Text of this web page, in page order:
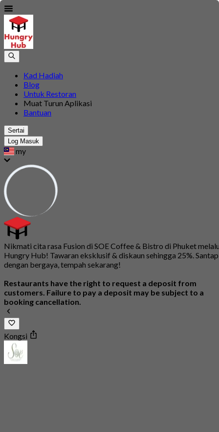
Kad Hadiah
Blog
Untuk Restoran
Muat Turun Aplikasi
Bantuan
Sertai
Log Masuk
my
Nikmati cita rasa Fusion di SOE Coffee & Bistro di Phuket
Hungry Hub! Tawaran eksklusif & diskaun sehingga 25%. Santap
dengan bergaya, tempah sekarang!
Restaurants have the right to request a deposit from
customers. Failure to pay a deposit may be subject to a
booking cancellation.
Kongsi